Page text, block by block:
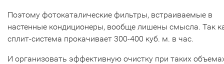
Поэтому фотокаталические фильтры, встраиваемые в
настенные кондиционеры, вообще лишены смысла. Так
сплит-система прокачивает 300-400 куб. м. в час.
И организовать эффективную очистку при таких